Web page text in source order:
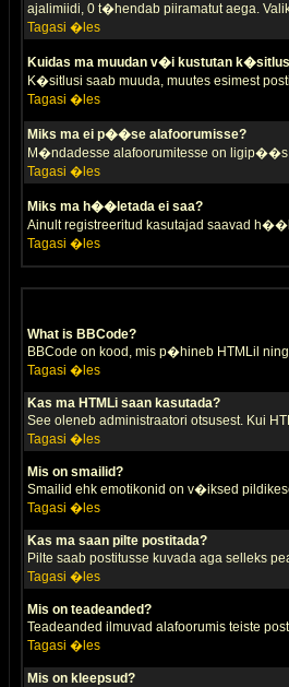
ajalimiidi, 0 t�hendab piiramatut aega.
Tagasi �les
Kuidas ma muudan v�i kustutan
K�sitlusi saab muuda, muutes esimest
Tagasi �les
Miks ma ei p��se alafoorumisse?
M�ndadesse alafoorumitesse on
Tagasi �les
Miks ma h��letada ei saa?
Ainult registreeritud kasutajad saavad
Tagasi �les
What is BBCode?
BBCode on kood, mis p�hineb HTMLil
Tagasi �les
Kas ma HTMLi saan kasutada?
See oleneb administraatori otsusest. Kui
Tagasi �les
Mis on smailid?
Smailid ehk emotikonid on v�iksed
Tagasi �les
Kas ma saan pilte postitada?
Pilte saab postitusse kuvada aga selleks
Tagasi �les
Mis on teadeanded?
Teadeanded ilmuvad alafoorumis teiste
Tagasi �les
Mis on kleepsud?